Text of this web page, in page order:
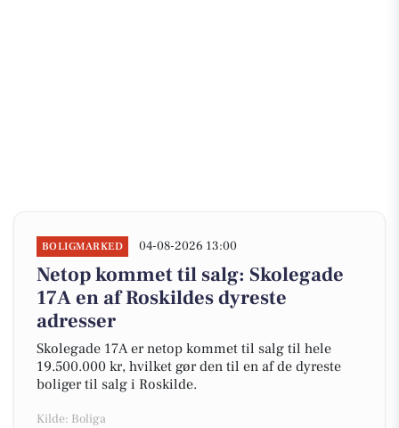
BOLIGMARKED 04-08-2026 13:00
Netop kommet til salg: Skolegade
17A en af Roskildes dyreste
adresser
Skolegade 17A er netop kommet til salg til hele
19.500.000 kr, hvilket gør den til en af de dyreste
boliger til salg i Roskilde.
Kilde: Boliga